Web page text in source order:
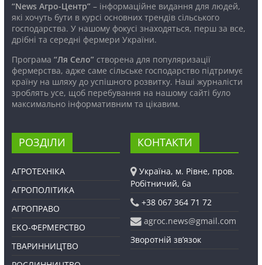
“News Агро-Центр”– інформаційне видання для людей,
які хочуть бути в курсі основних трендів сільського
господарства. У нашому фокусі знаходяться, перш за все,
дрібні та середні фермери України.
Програма “Ля Село”створена для популяризації
фермерства, адже саме сільське господарство підтримує
країну на шляху до успішного розвитку. Наші журналісти
зроблять усе, щоб перебування на нашому сайті було
максимально інформативним та цікавим.
РОЗДІЛИ
АГРОТЕХНІКА
АГРОПОЛІТИКА
АГРОПРАВО
ЕКО-ФЕРМЕРСТВО
ТВАРИННИЦТВО
КОНТАКТИ
Україна, м. Рівне, пров.
Робітничий, 6а
+38 067 364 71 72
agroc.news@gmail.com
Зворотній зв’язок